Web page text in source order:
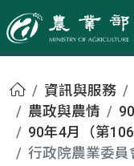
農業部
首頁資訊與服務
農政與農情
90年4月（第106
行政院農業委員